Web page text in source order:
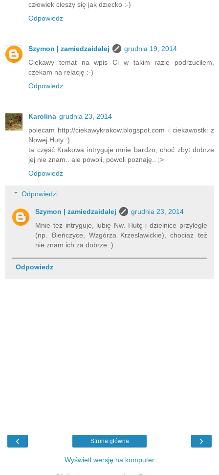
człowiek cieszy się jak dziecko :-)
Odpowiedz
Szymon | zamiedzaidalej
grudnia 19, 2014
Ciekawy temat na wpis Ci w takim razie podrzuciłem,
czekam na relację :-)
Odpowiedz
Karolina grudnia 23, 2014
polecam http://ciekawykrakow.blogspot.com i ciekawostki z
Nowej Huty :)
ta część Krakowa intryguje mnie bardzo, choć zbyt dobrze
jej nie znam.. ale powoli, powoli poznaję.. ;>
Odpowiedz
Odpowiedzi
Szymon | zamiedzaidalej
grudnia 23, 2014
Mnie też intryguje, lubię Nw. Hutę i dzielnice przyległe
(np. Bieńczyce, Wzgórza Krzesławickie), chociaż też
nie znam ich za dobrze :)
Odpowiedz
‹ ›
Strona główna
Wyświetl wersję na komputer